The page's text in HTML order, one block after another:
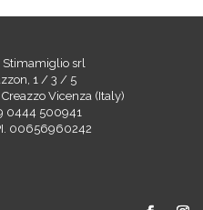
srl
1 / 3 / 5
Vicenza (Italy)
0444 500941
00656960242